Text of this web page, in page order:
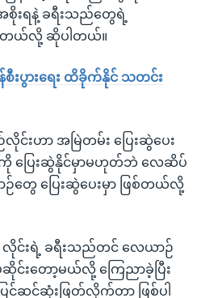
းရနဲ့ ခရီးသည်တွေရဲ့
စ်တယ်လို့ ဆိုပါတယ်။
စီးပွားရေး ထိခိုက်နိုင် သတင်း
လိုင်းဟာ အမြဲတမ်း ပြေးဆွဲပေး
ပြေးဆွဲနိုင်မှာမဟုတ်ဘဲ လေဆိပ်
ေ ပြေးဆွဲပေးမှာ ဖြစ်တယ်လို့
လိုင်းရဲ့ ခရီးသည်တင် လေယာဉ်
င်းတော့မယ်လို့ ကြေညာခဲ့ပြီး
င်ဆင်ဆုံးဖြတ်လိုက်တာ ဖြစ်ပါ